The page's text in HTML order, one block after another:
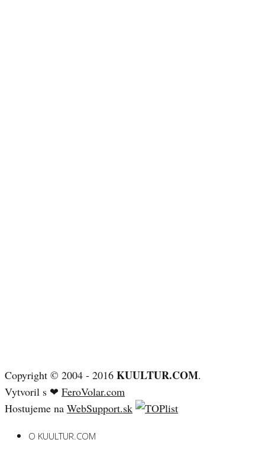
Copyright © 2004 - 2016 KUULTUR.COM.
Vytvoril s ❤ FeroVolar.com
Hostujeme na WebSupport.sk
O KUULTUR.COM